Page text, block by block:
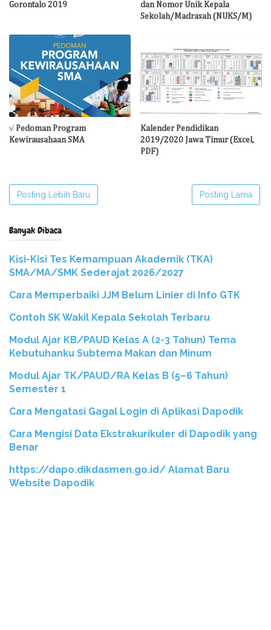
Gorontalo 2019
dan Nomor Unik Kepala
Sekolah/Madrasah (NUKS/M)
√ Pedoman Program
Kewirausahaan SMA
Kalender Pendidikan
2019/2020 Jawa Timur (Excel,
PDF)
Posting Lebih Baru Posting Lama
Banyak Dibaca
Kisi-Kisi Tes Kemampuan Akademik (TKA)
SMA/MA/SMK Sederajat 2026/2027
Cara Memperbaiki JJM Belum Linier di Info GTK
Contoh SK Wakil Kepala Sekolah Terbaru
Modul Ajar KB/PAUD Kelas A (2-3 Tahun) Tema
Kebutuhanku Subtema Makan dan Minum
Modul Ajar TK/PAUD/RA Kelas B (5–6 Tahun)
Semester 1
Cara Mengatasi Gagal Login di Aplikasi Dapodik
Cara Mengisi Data Ekstrakurikuler di Dapodik yang
Benar
https://dapo.dikdasmen.go.id/ Alamat Baru
Website Dapodik